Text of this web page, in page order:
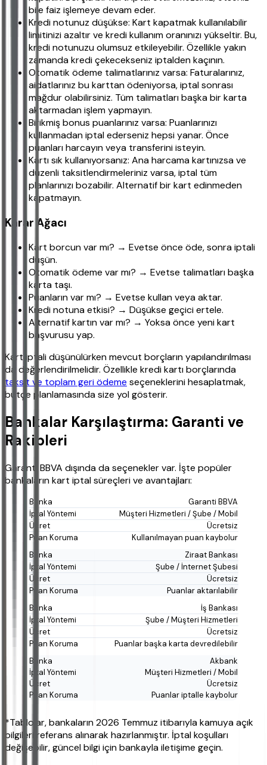
bile faiz işlemeye devam eder.
Kredi notunuz düşükse: Kart kapatmak kullanılabilir
limitinizi azaltır ve kredi kullanım oranınızı yükseltir. Bu,
kredi notunuzu olumsuz etkileyebilir. Özellikle yakın
zamanda kredi çekecekseniz iptalden kaçının.
Otomatik ödeme talimatlarınız varsa: Faturalarınız,
aidatlarınız bu karttan ödeniyorsa, iptal sonrası
mağdur olabilirsiniz. Tüm talimatları başka bir karta
aktarmadan işlem yapmayın.
Birikmiş bonus puanlarınız varsa: Puanlarınızı
kullanmadan iptal ederseniz hepsi yanar. Önce
puanları harcayın veya transferini isteyin.
Kartı sık kullanıyorsanız: Ana harcama kartınızsa ve
düzenli taksitlendirmeleriniz varsa, iptal tüm
planlarınızı bozabilir. Alternatif bir kart edinmeden
kapatmayın.
Karar Ağacı
Kart borcun var mı? → Evetse önce öde, sonra iptali
düşün.
Otomatik ödeme var mı? → Evetse talimatları başka
karta taşı.
Puanların var mı? → Evetse kullan veya aktar.
Kredi notuna etkisi? → Düşükse geçici ertele.
Alternatif kartın var mı? → Yoksa önce yeni kart
başvurusu yap.
Kart iptali düşünülürken mevcut borçların yapılandırılması
da değerlendirilmelidir. Özellikle kredi kartı borçlarında
taksit ve toplam geri ödeme seçeneklerini hesaplatmak,
bütçe planlamasında size yol gösterir.
Bankalar Karşılaştırma: Garanti ve
Rakipleri
Garanti BBVA dışında da seçenekler var. İşte popüler
bankaların kart iptal süreçleri ve avantajları:
Garanti BBVA
Müşteri Hizmetleri / Şube / Mobil
Ücretsiz
Kullanılmayan puan kaybolur
Ziraat Bankası
Şube / İnternet Şubesi
Ücretsiz
Puanlar aktarılabilir
İş Bankası
Şube / Müşteri Hizmetleri
Ücretsiz
Puanlar başka karta devredilebilir
Akbank
Müşteri Hizmetleri / Mobil
Ücretsiz
Puanlar iptalle kaybolur
*Tablolar, bankaların 2026 Temmuz itibarıyla kamuya açık
bilgileri referans alınarak hazırlanmıştır. İptal koşulları
değişebilir, güncel bilgi için bankayla iletişime geçin.